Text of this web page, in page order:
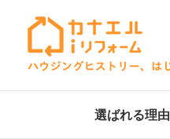
選ばれる理由